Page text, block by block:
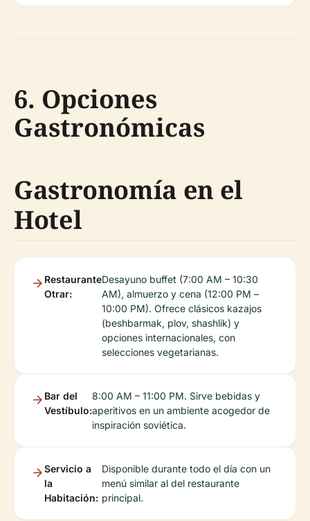
6. Opciones
Gastronómicas
Gastronomía en el
Hotel
Restaurante
Otrar:
Desayuno buffet (7:00 AM – 10:30
AM), almuerzo y cena (12:00 PM –
10:00 PM). Ofrece clásicos kazajos
(beshbarmak, plov, shashlik) y
opciones internacionales, con
selecciones vegetarianas.
Bar del
Vestíbulo:
8:00 AM – 11:00 PM. Sirve bebidas y
aperitivos en un ambiente acogedor de
inspiración soviética.
Servicio a
la
Habitación:
Disponible durante todo el día con un
menú similar al del restaurante
principal.